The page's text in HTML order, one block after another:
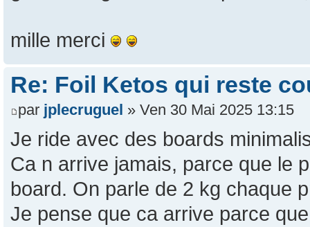
mille merci
Re: Foil Ketos qui reste
par jplecruguel » Ven 30 Mai 2025 13:15
Je ride avec des boards
Ca n arrive jamais, parce que le
board. On parle de 2 kg chaque
Je pense que ca arrive parce